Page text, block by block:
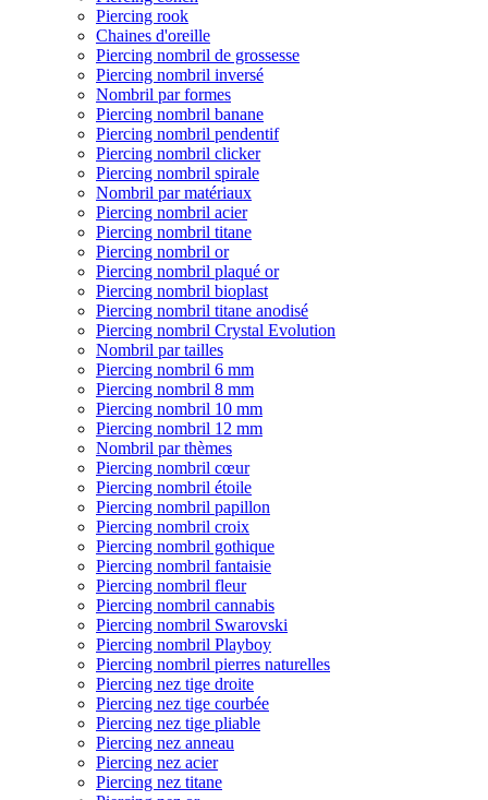
Piercing rook
Chaines d'oreille
Piercing nombril de grossesse
Piercing nombril inversé
Nombril par formes
Piercing nombril banane
Piercing nombril pendentif
Piercing nombril clicker
Piercing nombril spirale
Nombril par matériaux
Piercing nombril acier
Piercing nombril titane
Piercing nombril or
Piercing nombril plaqué or
Piercing nombril bioplast
Piercing nombril titane anodisé
Piercing nombril Crystal Evolution
Nombril par tailles
Piercing nombril 6 mm
Piercing nombril 8 mm
Piercing nombril 10 mm
Piercing nombril 12 mm
Nombril par thèmes
Piercing nombril cœur
Piercing nombril étoile
Piercing nombril papillon
Piercing nombril croix
Piercing nombril gothique
Piercing nombril fantaisie
Piercing nombril fleur
Piercing nombril cannabis
Piercing nombril Swarovski
Piercing nombril Playboy
Piercing nombril pierres naturelles
Piercing nez tige droite
Piercing nez tige courbée
Piercing nez tige pliable
Piercing nez anneau
Piercing nez acier
Piercing nez titane